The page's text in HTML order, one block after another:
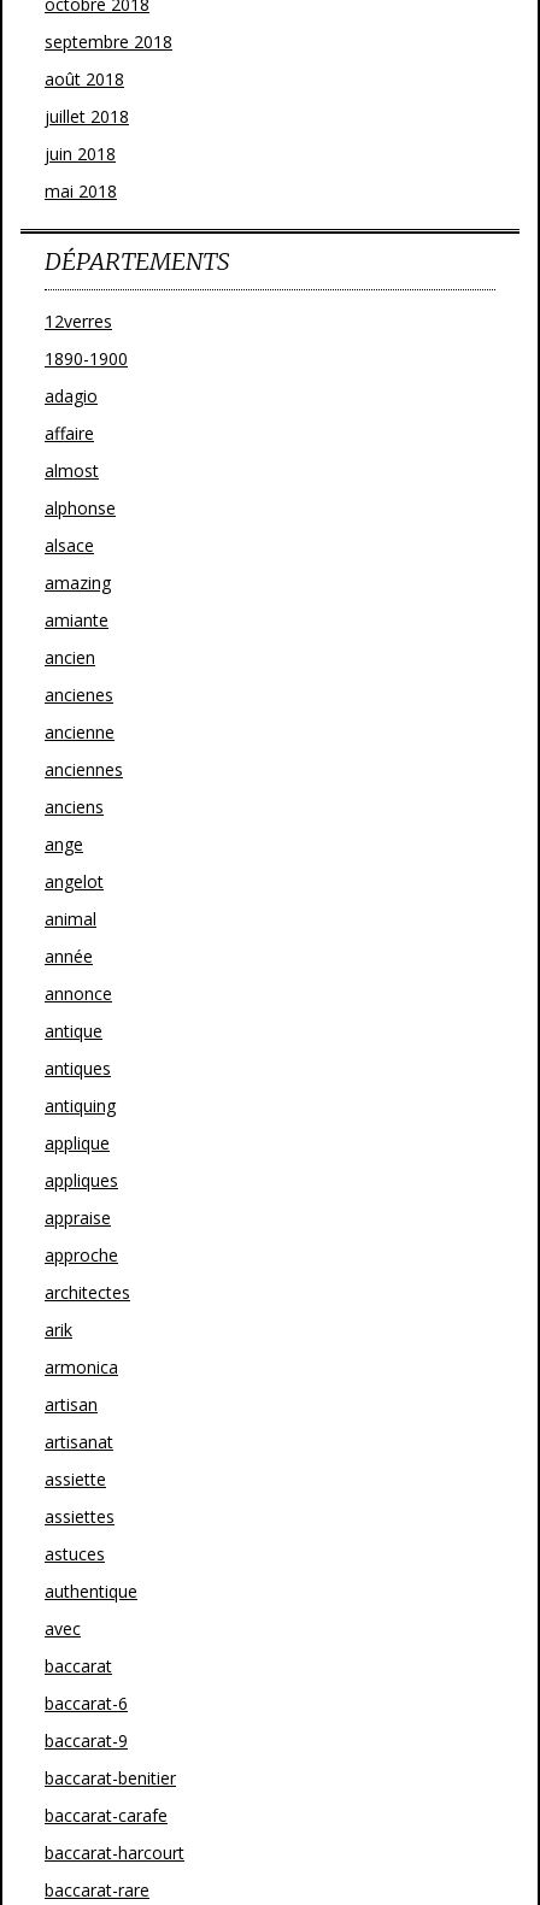
septembre 2018
août 2018
juillet 2018
juin 2018
mai 2018
DÉPARTEMENTS
12verres
1890-1900
adagio
affaire
almost
alphonse
alsace
amazing
amiante
ancien
ancienes
ancienne
anciennes
anciens
ange
angelot
animal
année
annonce
antique
antiques
antiquing
applique
appliques
appraise
approche
architectes
arik
armonica
artisan
artisanat
assiette
assiettes
astuces
authentique
avec
baccarat
baccarat-6
baccarat-9
baccarat-benitier
baccarat-carafe
baccarat-harcourt
baccarat-rare